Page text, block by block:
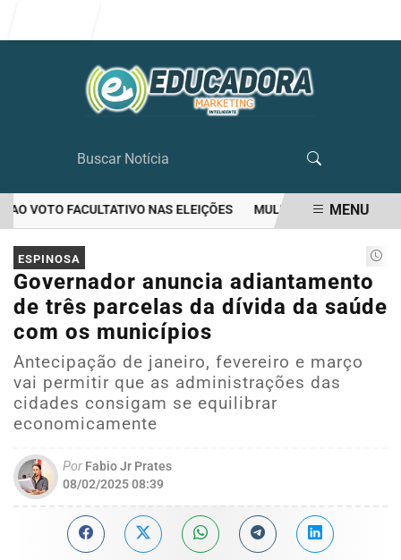
VOTO FACULTATIVO NAS ELEIÇÕES MULHER MATA O PRÓPRIO
EM ALTA
MENU
ESPINOSA
Governador anuncia adiantamento
de três parcelas da dívida da saúde
com os municípios
Antecipação de janeiro, fevereiro e março
vai permitir que as administrações das
cidades consigam se equilibrar
economicamente
Por Fabio Jr Prates
08/02/2025 08:39